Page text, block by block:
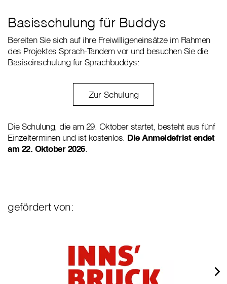
Basisschulung für Buddys
Bereiten Sie sich auf ihre Freiwilligeneinsätze im Rahmen
des Projektes Sprach-Tandem vor und besuchen Sie die
Basiseinschulung für Sprachbuddys:
Zur Schulung
Die Schulung, die am 29. Oktober startet, besteht aus fünf
Einzelterminen und ist kostenlos. Die Anmeldefrist endet
am 22. Oktober 2026.
gefördert von: